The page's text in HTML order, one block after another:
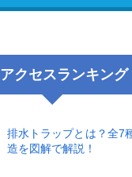
アクセスランキング
排水トラップとは？全7
造を図解で解説！